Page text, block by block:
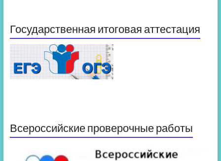
Государственная итоговая аттестация
Всероссийские проверочные работы